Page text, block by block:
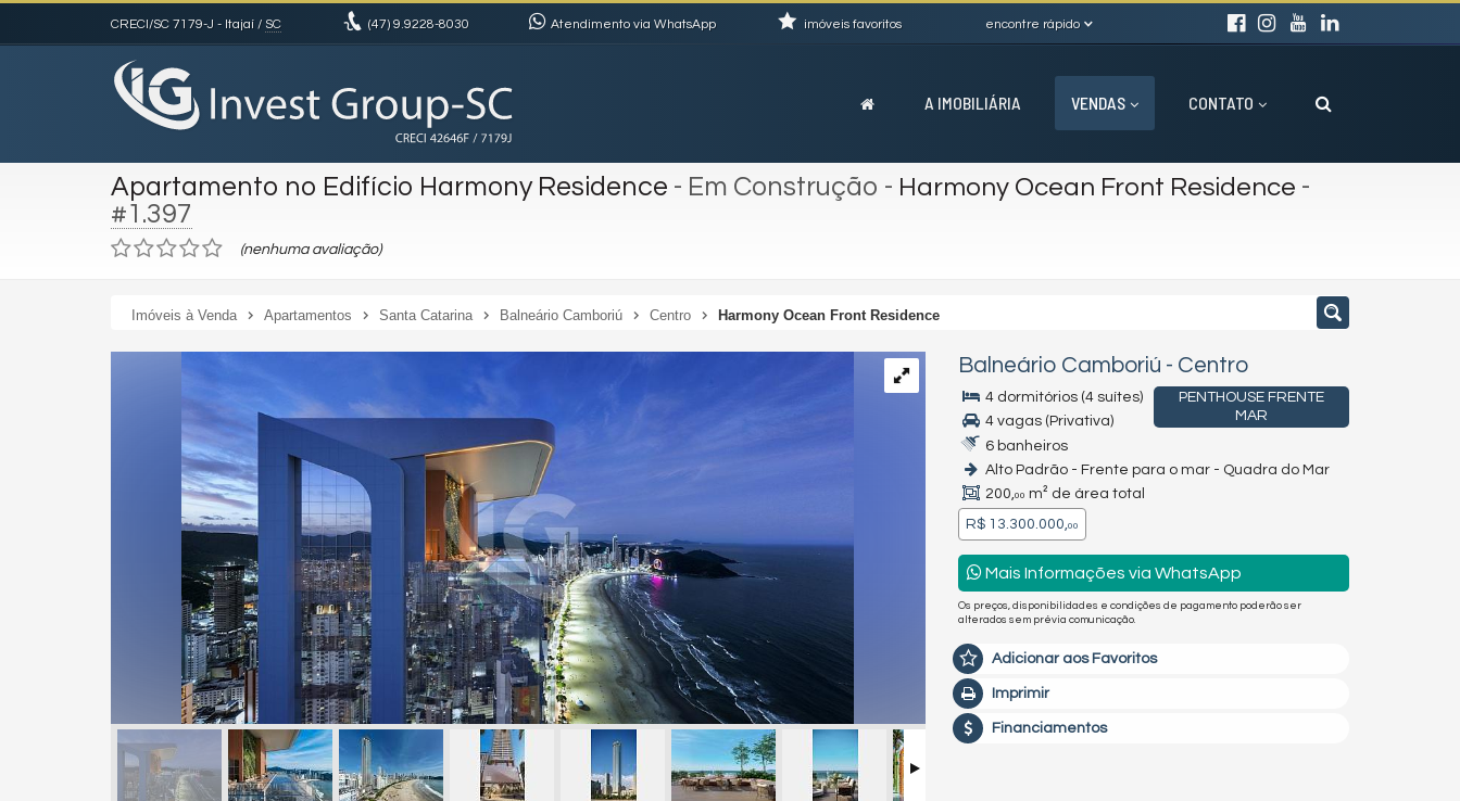
CRECI/SC 7179-J - Itajaí / SC (47) 9.9228-8030 Atendimento via WhatsApp encontre rápido
imóveis favoritos
A IMOBILIÁRIA VENDAS CONTATO
Apartamento no Edifício Harmony Residence - Em Construção - Harmony Ocean Front Residence -
#1.397
(nenhuma avaliação)
Imóveis à Venda Apartamentos Santa Catarina Balneário Camboriú Centro Harmony Ocean Front Residence
Balneário Camboriú - Centro
PENTHOUSE FRENTE
MAR
4 dormitórios (4 suítes)
4 vagas (Privativa)
6 banheiros
Alto Padrão - Frente para o mar - Quadra do Mar
200,00 m² de área total
R$ 13.300.000,00
Mais Informações via WhatsApp
Os preços, disponibilidades e condições de pagamento poderão ser
alterados sem prévia comunicação.
Adicionar aos Favoritos
Imprimir
Financiamentos